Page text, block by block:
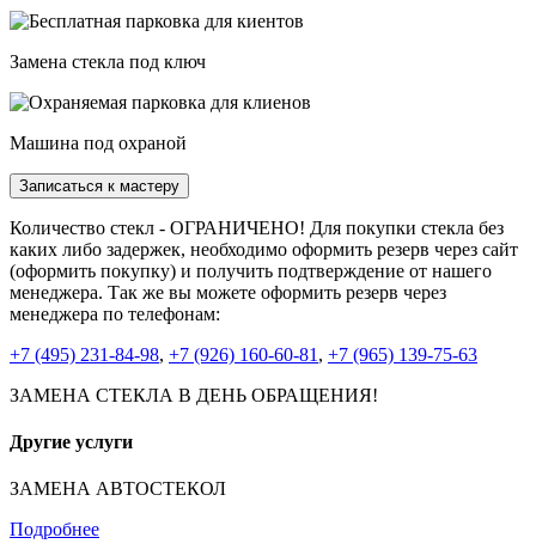
Замена стекла под ключ
Машина под охраной
Записаться к мастеру
Количество стекл - ОГРАНИЧЕНО! Для покупки стекла без
каких либо задержек, необходимо оформить резерв через сайт
(оформить покупку) и получить подтверждение от нашего
менеджера. Так же вы можете оформить резерв через
менеджера по телефонам:
+7 (495) 231-84-98, +7 (926) 160-60-81 , +7 (965) 139-75-63
ЗАМЕНА СТЕКЛА В ДЕНЬ ОБРАЩЕНИЯ!
Другие услуги
ЗАМЕНА АВТОСТЕКОЛ
Подробнее